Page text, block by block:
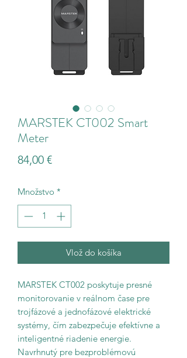
MARSTEK CT002 Smart
Meter
84,00 €Price
Množstvo *
Vlož do košíka
MARSTEK CT002 poskytuje presné
monitorovanie v reálnom čase pre
trojfázové a jednofázové elektrické
systémy, čím zabezpečuje efektívne a
inteligentné riadenie energie.
Navrhnutý pre bezproblémovú